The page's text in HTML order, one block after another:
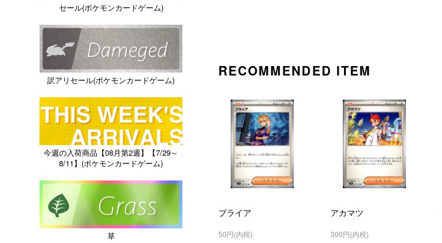
RECOMMENDED ITEM
ブライア
50円(内税)
アカマツ
300円(内税)
セール(ポケモンカードゲーム)
訳アリセール(ポケモンカードゲーム)
今週の入荷商品【08月第2週】【7/29～
8/11】(ポケモンカードゲーム)
草